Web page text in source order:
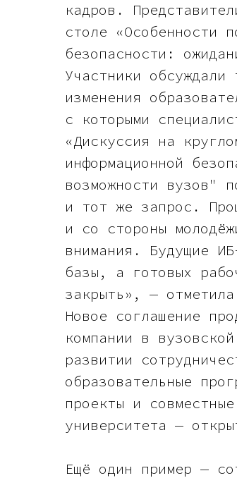
кадров.
столе «Особенности
безопасности:
Участники
изменения
с которыми
«Дискуссия на
информационной
возможности вузов"
и тот же запрос.
и со стороны
внимания. Будущие
базы, а готовых
закрыть», —
Новое соглашение
компании в
развитии
образовательные
проекты и
университета —
Ещё один пример —